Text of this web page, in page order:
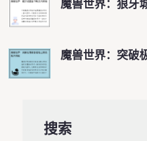
魔兽世界：狼牙
魔兽世界：突破
搜索